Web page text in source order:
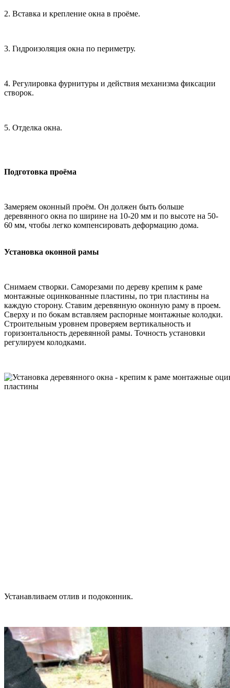
2. Вставка и крепление окна в проёме.
3. Гидроизоляция окна по периметру.
4. Регулировка фурнитуры и действия механизма фиксации
створок.
5. Отделка окна.
Подготовка проёма
Замеряем оконный проём. Он должен быть больше
деревянного окна по ширине на 10-20 мм и по высоте на 50-
60 мм, чтобы легко компенсировать деформацию дома.
Установка оконной рамы
Снимаем створки. Саморезами по дереву крепим к раме
монтажные оцинкованные пластины, по три пластины на
каждую сторону. Ставим деревянную оконную раму в проем.
Сверху и по бокам вставляем распорные монтажные колодки.
Строительным уровнем проверяем вертикальность и
горизонтальность деревянной рамы. Точность установки
регулируем колодками.
Устанавливаем отлив и подоконник.